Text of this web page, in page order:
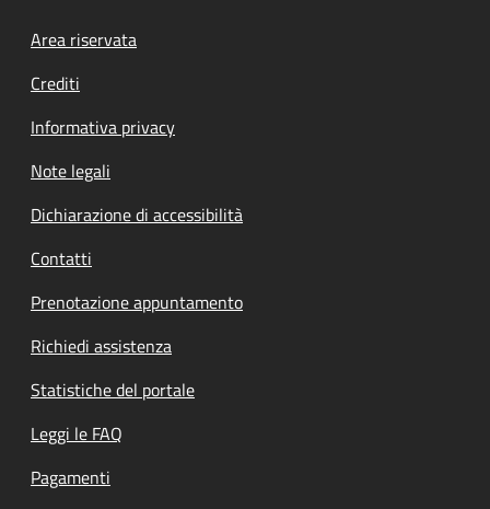
Footer menu
Area riservata
Crediti
Informativa privacy
Note legali
Dichiarazione di accessibilità
Contatti
Prenotazione appuntamento
Richiedi assistenza
Statistiche del portale
Leggi le FAQ
Pagamenti